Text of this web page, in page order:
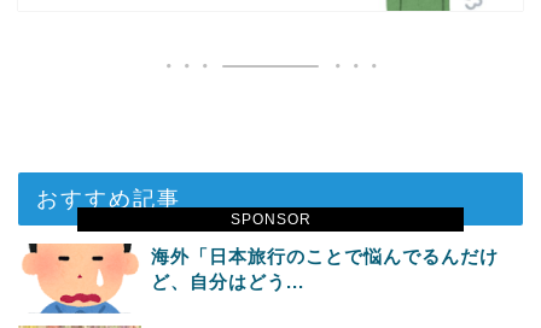
SPONSOR
おすすめ記事
海外「日本旅行のことで悩んでるんだけ
ど、自分はどう...